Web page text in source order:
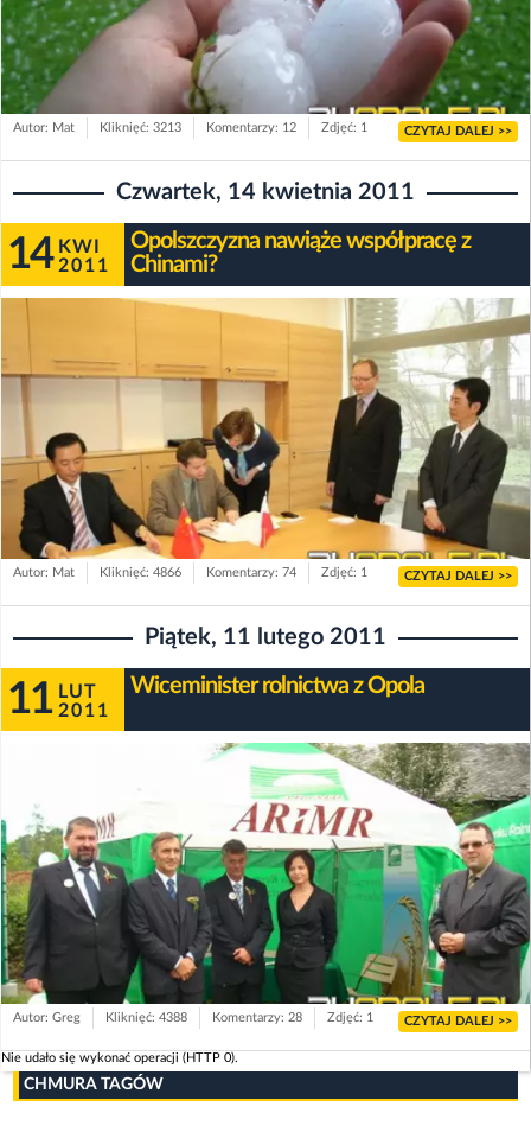
Autor: Mat Kliknięć: 3213 Komentarzy: 12 Zdjęć: 1 CZYTAJ DALEJ >>
Czwartek, 14 kwietnia 2011
14 KWI
2011
Opolszczyzna nawiąże współpracę z
Chinami?
Autor: Mat Kliknięć: 4866 Komentarzy: 74 Zdjęć: 1 CZYTAJ DALEJ >>
Piątek, 11 lutego 2011
11 LUT
2011
Wiceminister rolnictwa z Opola
Autor: Greg Kliknięć: 4388 Komentarzy: 28 Zdjęć: 1 CZYTAJ DALEJ >>
Nie udało się wykonać operacji (HTTP 0).
CHMURA TAGÓW